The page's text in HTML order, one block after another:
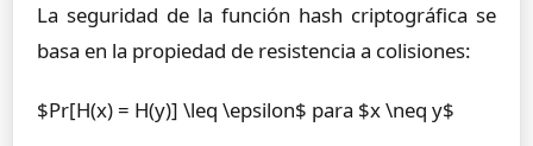
La seguridad de la función hash criptográfica se
basa en la propiedad de resistencia a colisiones:
$Pr[H(x) = H(y)] \leq \epsilon$ para $x \neq y$